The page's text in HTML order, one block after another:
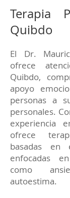
Terapia
Quibdo
El Dr.
ofrece
Quibdo,
apoyo
personas a
personales.
experiencia
ofrece
basadas en
enfocadas
como
autoestima.